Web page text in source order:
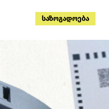
საზოგადოება